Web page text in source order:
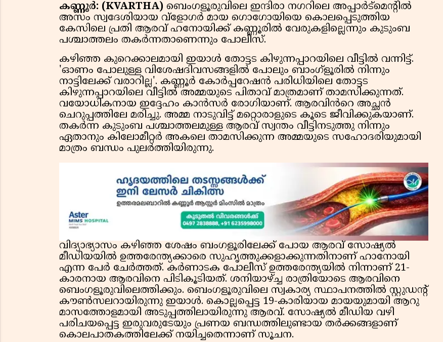
കണ്ണൂർ: (KVARTHA) ബെംഗളൂരുവിലെ ഇന്ദിരാ നഗറിലെ അപ്പാർട്മെൻ്റിൽ
അസം സ്വദേശിയായ വ്‌ളോഗർ മായ ഗൊഗോയിയെ കൊലപ്പെടുത്തിയ
കേസിലെ പ്രതി ആരവ് ഹനോയിക്ക് കണ്ണൂരിൽ വേരുകളില്ലെന്നും കുടുംബ
പശ്ചാത്തലം തകർന്നതാണെന്നും പോലീസ്.
കഴിഞ്ഞ കുറെക്കാലമായി ഇയാൾ തോട്ടട കിഴുന്നപ്പാറയിലെ വീട്ടിൽ വന്നിട്ട്.
'ഓണം പോലുള്ള വിശേഷദിവസങ്ങളിൽ പോലും ബാംഗ്ളൂരിൽ നിന്നും
നാട്ടിലേക്ക് വരാറില്ല'. കണ്ണൂർ കോർപ്പറേഷൻ പരിധിയിലെ തോട്ടട
കിഴുന്നപ്പാറയിലെ വീട്ടിൽ അമ്മയുടെ പിതാവ് മാത്രമാണ് താമസിക്കുന്നത്.
വയോധികനായ ഇദ്ദേഹം കാൻസർ രോഗിയാണ്. ആരവിൻറെ അച്ഛൻ
ചെറുപ്പത്തിലേ മരിച്ചു. അമ്മ നാടുവിട്ട് മറ്റൊരാളുടെ കൂടെ ജീവിക്കുകയാണ്.
തകർന്ന കുടുംബ പശ്ചാത്തലമുള്ള ആരവ് സ്വന്തം വീട്ടിനടുത്തു നിന്നും
ഏതാനും കിലോമീറ്റർ അകലെ താമസിക്കുന്ന അമ്മയുടെ സഹോദരിയുമായി
മാത്രം ബന്ധം പുലർത്തിയിരുന്നു.
വിദ്യാഭ്യാസം കഴിഞ്ഞ ശേഷം ബംഗളൂരിലേക്ക് പോയ ആരവ് സോഷ്യൽ
മീഡിയയിൽ ഉത്തരേന്ത്യക്കാരെ സുഹൃത്തുക്കളാക്കുന്നതിനാണ് ഹാനോയി
എന്ന പേർ ചേർത്തത്. കർണാടക പോലീസ് ഉത്തരേന്ത്യയിൽ നിന്നാണ് 21-
കാരനായ ആരവിനെ പിടികൂടിയത്. ശനിയാഴ്ച്ച രാത്രിയോടെ ആരവിനെ
ബെംഗളൂരുവിലെത്തിക്കും. ബെംഗളൂരുവിലെ സ്വകാര്യ സ്ഥാപനത്തിൽ സ്റ്റുഡന്റ്
കൗൺസലറായിരുന്നു ഇയാൾ. കൊല്ലപ്പെട്ട 19-കാരിയായ മായയുമായി ആറു
മാസത്തോളമായി അടുപ്പത്തിലായിരുന്നു ആരവ്. സോഷ്യൽ മീഡിയ വഴി
പരിചയപ്പെട്ട ഇരുവരുടേയും പ്രണയ ബന്ധത്തിലുണ്ടായ തർക്കങ്ങളാണ്‌
കൊലപാതകത്തിലേക്ക് നയിച്ചതെന്നാണ് സൂചന.